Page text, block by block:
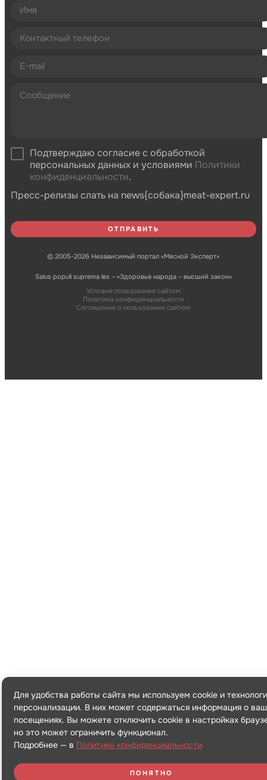
Подтверждаю согласие с обработкой
персональных данных и условиями Политики
конфиденциальности.
Пресс-релизы слать на news{собака}meat-expert.ru
© 2005-2026 Независимый портал «Мясной Эксперт»
Salus populi suprema lex – «Здоровье народа – высший закон»
Условия пользования сайтом
Политика конфиденциальности
Соглашение о пользовании сайтом
Для удобства работы сайта мы используем cookie и
персонализации. В них может содержаться информация о
посещениях. Вы можете отключить cookie в настройках
но это может ограничить функционал.
Подробнее — в Политике конфиденциальности
ПОНЯТНО